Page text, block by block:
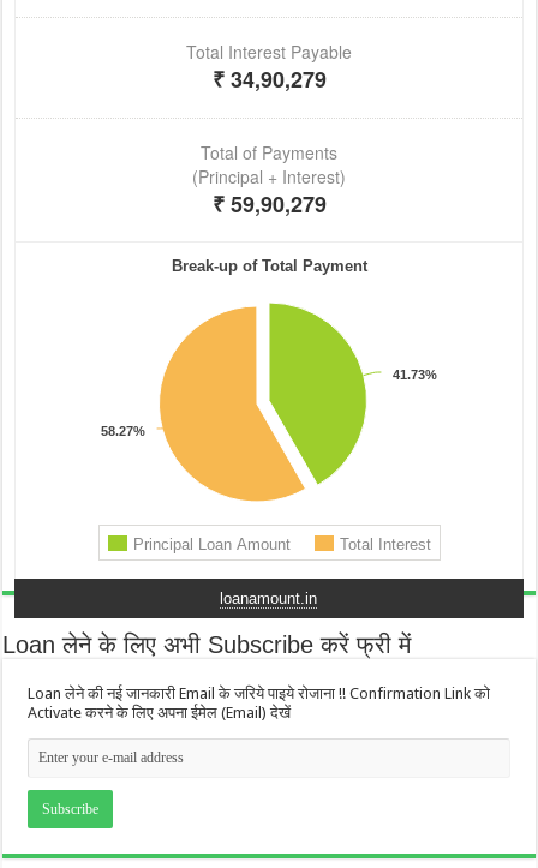
loanamount.in
Loan लेने के लिए अभी Subscribe करें फ्री में
Loan लेने की नई जानकारी Email के जरिये पाइये रोजाना !! Confirmation Link को
Activate करने के लिए अपना ईमेल (Email) देखें